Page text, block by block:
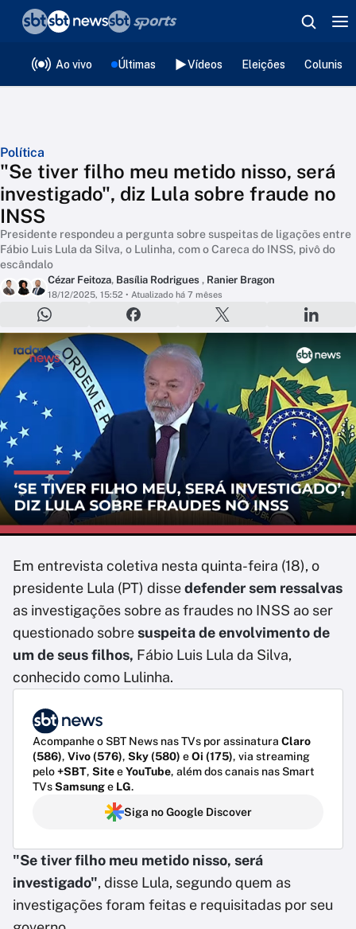
Ao vivo Últimas Vídeos Eleições
Política
"Se tiver filho meu metido nisso, será
investigado", diz Lula sobre fraude no
INSS
Presidente respondeu a pergunta sobre suspeitas de ligações entre
Fábio Luis Lula da Silva, o Lulinha, com o Careca do INSS, pivô do
escândalo
Cézar Feitoza, Basília Rodrigues , Ranier Bragon
18/12/2025, 15:52 • Atualizado há 7 mêses
Em entrevista coletiva nesta quinta-feira (18), o
presidente Lula (PT) dissedefender sem ressalvas
as investigações sobre as fraudes no INSS ao ser
questionado sobresuspeita de envolvimento de
um de seus filhos, Fábio Luis Lula da Silva,
conhecido como Lulinha.
Acompanhe o SBT News nas TVs por assinatura Claro
(586), Vivo (576), Sky (580) eOi (175), via streaming
pelo+SBT, SiteeYouTube, além dos canais nas Smart
TVsSamsunge LG.
Siga no Google Discover
"Se tiver filho meu metido nisso, será
investigado", disse Lula, segundo quem as
investigações foram feitas e requisitadas por seu
❮voltar
Editorias